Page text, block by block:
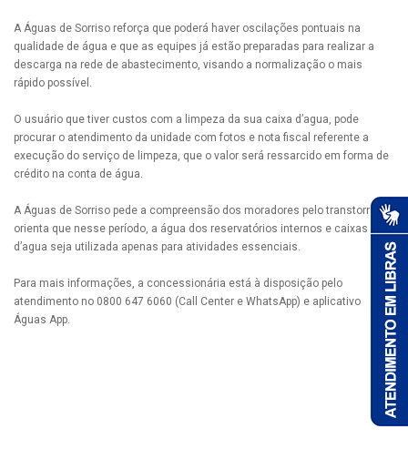
A Águas de Sorriso reforça que poderá haver oscilações pontuais na
qualidade de água e que as equipes já estão preparadas para realizar a
descarga na rede de abastecimento, visando a normalização o mais
rápido possível.
O usuário que tiver custos com a limpeza da sua caixa d’agua, pode
procurar o atendimento da unidade com fotos e nota fiscal referente a
execução do serviço de limpeza, que o valor será ressarcido em forma de
crédito na conta de água.
A Águas de Sorriso pede a compreensão dos moradores pelo transtorno e
orienta que nesse período, a água dos reservatórios internos e caixas
d’agua seja utilizada apenas para atividades essenciais.
Para mais informações, a concessionária está à disposição pelo
atendimento no 0800 647 6060 (Call Center e WhatsApp) e aplicativo
Águas App.